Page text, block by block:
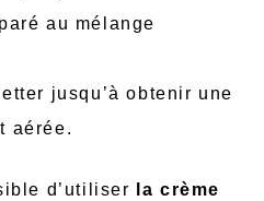
au mélange
jusqu’à obtenir une
aérée.
d’utiliser
la crème